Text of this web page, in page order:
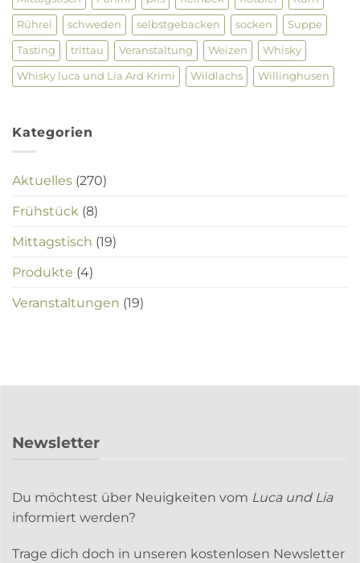
Rührei schweden selbstgebacken socken Suppe
Tasting trittau Veranstaltung Weizen Whisky
Whisky luca und Lia Ard Krimi Wildlachs Willinghusen
Kategorien
Aktuelles (270)
Frühstück (8)
Mittagstisch (19)
Produkte (4)
Veranstaltungen (19)
Newsletter
Du möchtest über Neuigkeiten vom Luca und Lia
informiert werden?
Trage dich doch in unseren kostenlosen Newsletter